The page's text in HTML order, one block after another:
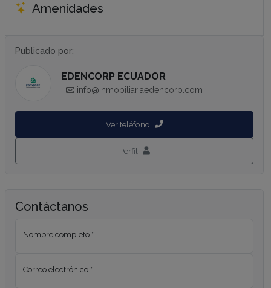
Amenidades
Publicado por:
EDENCORP ECUADOR
info@inmobiliariaedencorp.com
Ver teléfono
Perfil
Contáctanos
Nombre completo *
Correo electrónico *